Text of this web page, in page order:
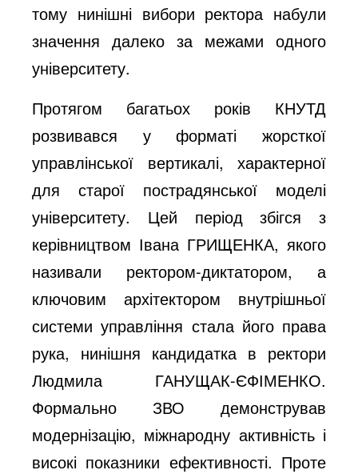
тому нинішні вибори ректора набули
значення далеко за межами одного
університету.
Протягом багатьох років КНУТД
розвивався у форматі жорсткої
управлінської вертикалі, характерної
для старої пострадянської моделі
університету. Цей період збігся з
керівництвом Івана ГРИЩЕНКА, якого
називали ректором-диктатором, а
ключовим архітектором внутрішньої
системи управління стала його права
рука, нинішня кандидатка в ректори
Людмила ГАНУЩАК-ЄФІМЕНКО.
Формально ЗВО демонстрував
модернізацію, міжнародну активність і
високі показники ефективності. Проте